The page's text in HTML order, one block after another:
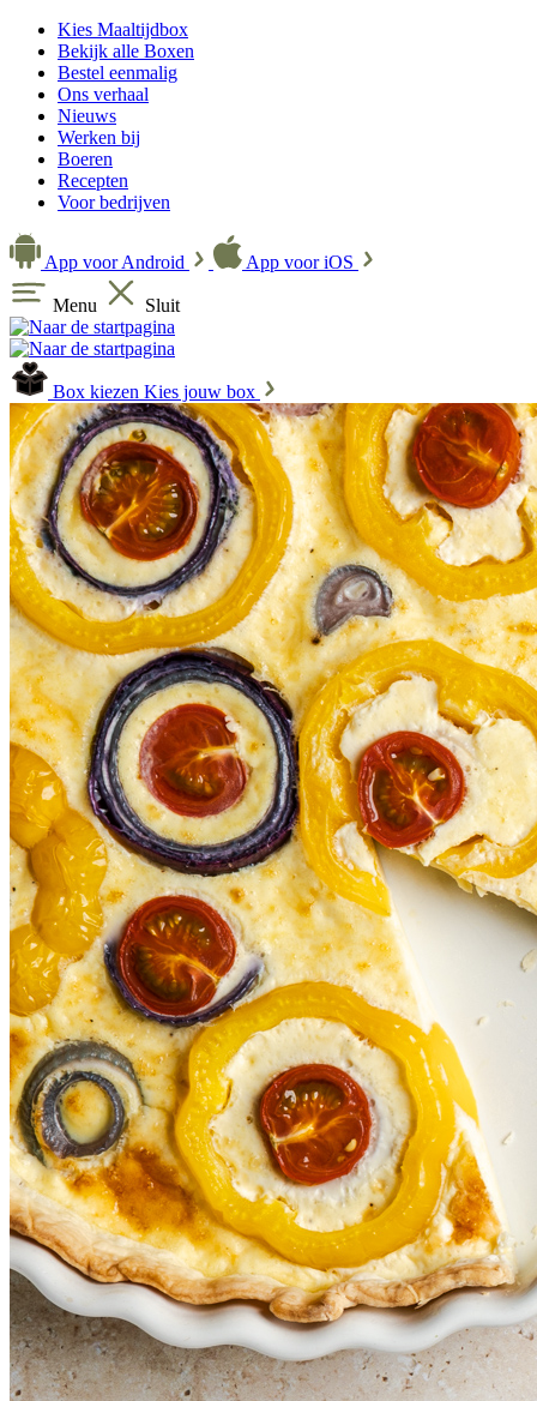
Kies Maaltijdbox
Bekijk alle Boxen
Bestel eenmalig
Ons verhaal
Nieuws
Werken bij
Boeren
Recepten
Voor bedrijven
App voor Android App voor iOS
Menu Sluit
Box kiezen Kies jouw box